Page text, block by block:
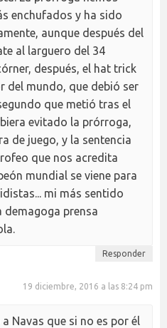
enchufados y ha sido
aunque después del
al larguero del 34
después, el hat trick
del mundo, que debió ser
que metió tras el
evitado la prórroga,
de juego, y la sentencia
que nos acredita
mundial se viene para
mi más sentido
demagoga prensa
Responder
19 diciembre, 2016 a las 8:24 pm
Navas que si no es por él